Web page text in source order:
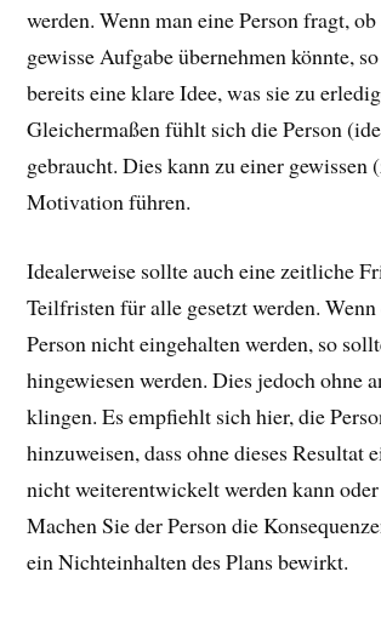
werden. Wenn man eine Person fragt,
gewisse Aufgabe übernehmen könnte,
bereits eine klare Idee, was sie zu
Gleichermaßen fühlt sich die Person
gebraucht. Dies kann zu einer gewissen
Motivation führen.
Idealerweise sollte auch eine zeitliche
Teilfristen für alle gesetzt werden.
Person nicht eingehalten werden, so
hingewiesen werden. Dies jedoch ohne
klingen. Es empfiehlt sich hier, die
hinzuweisen, dass ohne dieses Resultat
nicht weiterentwickelt werden kann
Machen Sie der Person die
ein Nichteinhalten des Plans bewirkt.